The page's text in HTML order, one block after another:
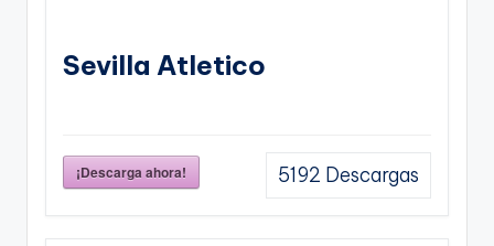
Sevilla Atletico
¡Descarga ahora! 5192 Descargas